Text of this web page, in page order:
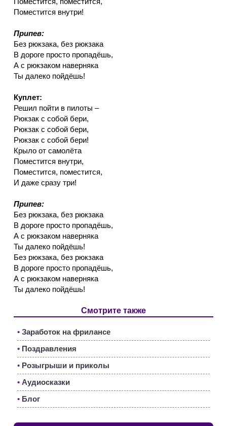
Поместится внутри!
Припев:
Без рюкзака, без рюкзака
В дороге просто пропадёшь,
А с рюкзаком наверняка
Ты далеко пойдёшь!
Куплет:
Решил пойти в пилоты –
Рюкзак с собой бери,
Рюкзак с собой бери,
Рюкзак с собой бери!
Крыло от самолёта
Поместится внутри,
Поместится, поместится,
И даже сразу три!
Припев:
Без рюкзака, без рюкзака
В дороге просто пропадёшь,
А с рюкзаком наверняка
Ты далеко пойдёшь!
Без рюкзака, без рюкзака
В дороге просто пропадёшь,
А с рюкзаком наверняка
Ты далеко пойдёшь!
Смотрите также
• Заработок на фрилансе
• Поздравления
• Розыгрыши и приколы
• Аудиосказки
• Блог